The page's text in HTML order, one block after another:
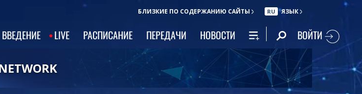
БЛИЗКИЕ ПО СОДЕРЖАНИЮ САЙТЫ RU ЯЗЫК
ВВЕДЕНИЕ LIVE РАСПИСАНИЕ ПЕРЕДАЧИ НОВОСТИ ВОЙТИ